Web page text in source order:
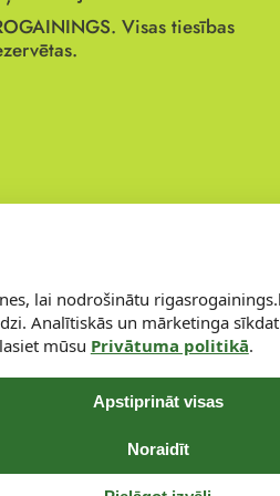
Visas tiesības
lai nodrošinātu
Analītiskās un mārketinga
mūsu Privātuma politikā.
Apstiprināt visas
Noraidīt